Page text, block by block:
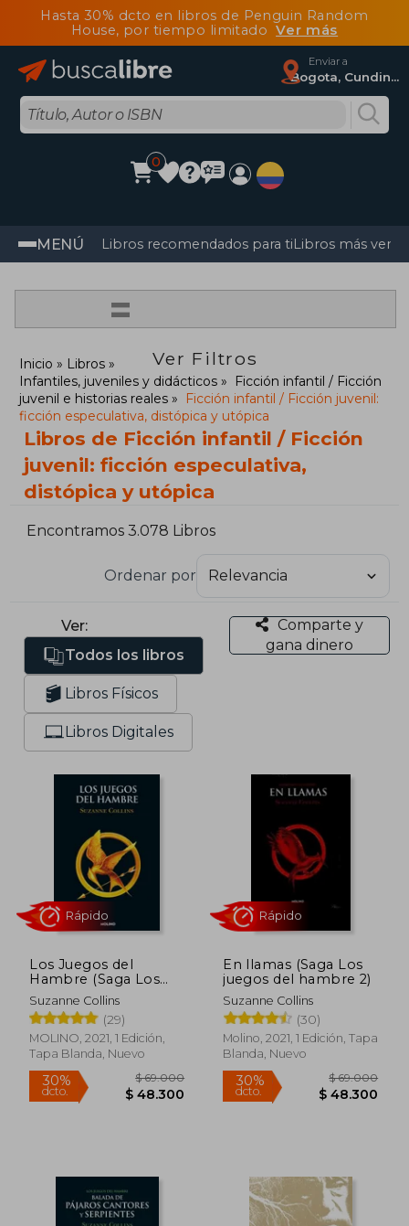
Hasta 30% dcto en libros de Penguin Random
House, por tiempo limitadoVer más
Enviar a
Bogota, Cundinamarca
0
MENÚ Libros recomendados para tiLibros más
=
Ver Filtros
Inicio
Libros
Infantiles, juveniles y didácticos
Ficción infantil / Ficción
juvenil e historias reales
Ficción infantil / Ficción juvenil:
ficción especulativa, distópica y utópica
Libros de Ficción infantil / Ficción
juvenil: ficción especulativa,
distópica y utópica
Encontramos 3.078 Libros
Ordenar por
Ver:
Todos los libros
Libros Físicos
Libros Digitales
Comparte y
gana dinero
Los Juegos del
Hambre (Saga Los
juegos del hambre 1)
Suzanne Collins
(29)
MOLINO, 2021, 1 Edición,
Tapa Blanda, Nuevo
30%
dcto.
Rápido
En llamas (Saga Los
juegos del hambre 2)
Suzanne Collins
(30)
Molino, 2021, 1 Edición, Tapa
Blanda, Nuevo
30%
dcto.
Rápido